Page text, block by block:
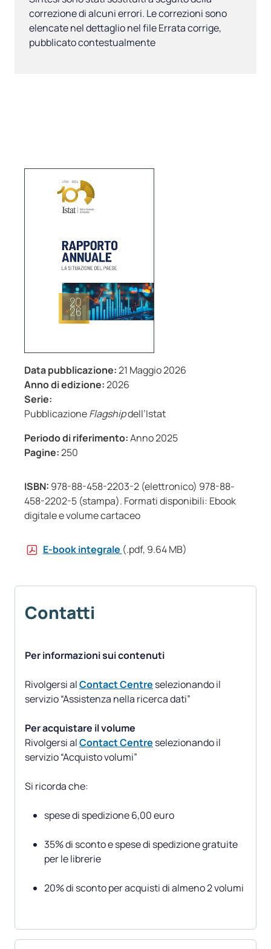
Data pubblicazione:21 Maggio 2026
Anno di edizione:2026
Serie:
PubblicazioneFlagshipdell’Istat
Periodo di riferimento:Anno 2025
Pagine:250
ISBN: 978-88-458-2203-2 (elettronico) 978-88-
458-2202-5 (stampa). Formati disponibili: Ebook
digitale e volume cartaceo
E-book integrale (.pdf, 9.64 MB)
Contatti
Per informazioni sui contenuti
Rivolgersi alContact Centre selezionando il
servizio “Assistenza nella ricerca dati”
Per acquistare il volume
Rivolgersi alContact Centre selezionando il
servizio “Acquisto volumi”
spese di spedizione 6,00 euro
35% di sconto e spese di spedizione gratuite
per le librerie
20% di sconto per acquisti di almeno 2 volumi
correzione di alcuni errori. Le correzioni sono
elencate nel dettaglio nel file Errata corrige,
pubblicato contestualmente